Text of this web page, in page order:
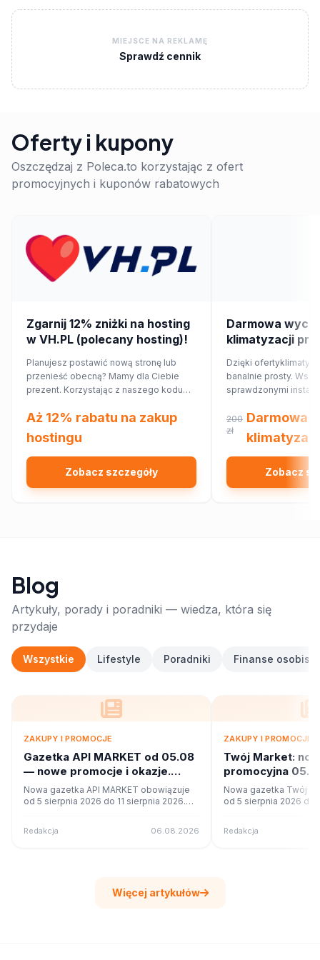
MIEJSCE NA REKLAMĘ
Sprawdź cennik
Oferty i kupony
Oszczędzaj z Poleca.to korzystając z ofert
promocyjnych i kuponów rabatowych
Zgarnij 12% zniżki na hosting
w VH.PL (polecany hosting)!
Planujesz postawić nową stronę lub
przenieść obecną? Mamy dla Ciebie
prezent. Korzystając z naszego kodu
12%!
Aż 12% rabatu na zakup
hostingu
Zobacz szczegóły
Darmowa
klimatyzacji
Dzięki
banalnie prosty.
sprawdzonymi
Ciebie wycenę
Twojego domu lub
200
zł
Darmowa
Zobacz
Blog
Artykuły, porady i poradniki — wiedza, która się
przydaje
Wszystkie Lifestyle Poradniki Finanse osobiste
ZAKUPY I PROMOCJE
Gazetka API MARKET od 05.08
— nowe promocje i okazje.
Sprawdź
Nowa gazetka API MARKET obowiązuje
od 5 sierpnia 2026 do 11 sierpnia 2026.
Redakcja 06.08.2026
ZAKUPY I PROMOCJE
Twój Market:
promocyjna
Co w ofercie?
Nowa gazetka Twój
od 5 sierpnia 2026 do
Redakcja
Więcej artykułów